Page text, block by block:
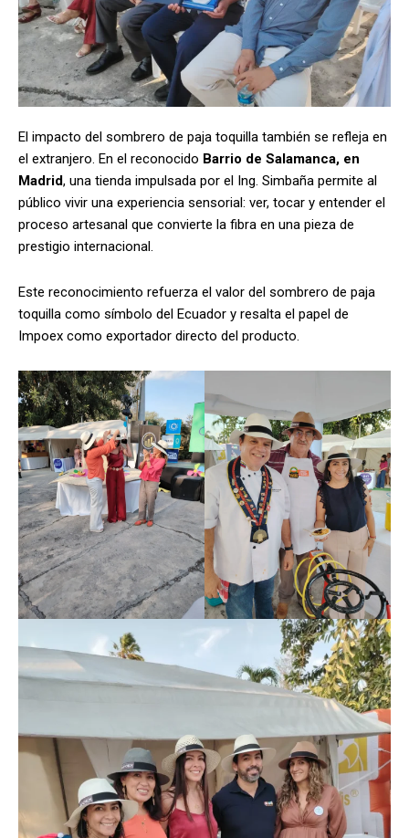
El impacto del sombrero de paja toquilla también se refleja en
el extranjero. En el reconocido Barrio de Salamanca, en
Madrid, una tienda impulsada por el Ing. Simbaña permite al
público vivir una experiencia sensorial: ver, tocar y entender el
proceso artesanal que convierte la fibra en una pieza de
prestigio internacional.
Este reconocimiento refuerza el valor del sombrero de paja
toquilla como símbolo del Ecuador y resalta el papel de
Impoex como exportador directo del producto.